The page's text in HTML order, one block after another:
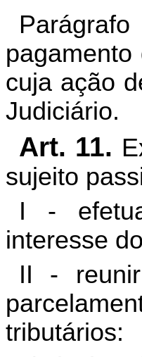
cuja ação
Judiciário.
Art. 11.
sujeito
I -
interesse
II -
tributários: